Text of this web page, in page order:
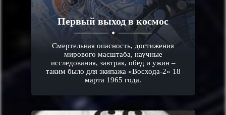
Первый выход в космос
Смертельная опасность, достижения
мирового масштаба, научные
исследования, завтрак, обед и ужин –
таким было для экипажа «Восхода-2» 18
марта 1965 года.